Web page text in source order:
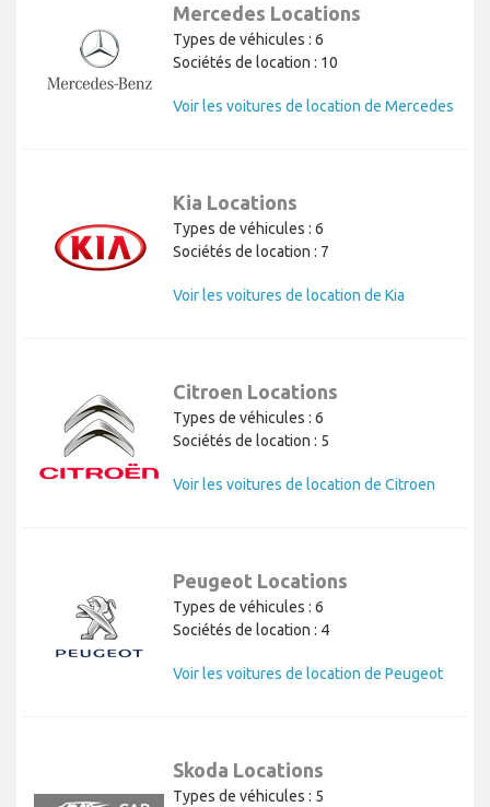
Mercedes Locations
Types de véhicules : 6
Sociétés de location : 10
Voir les voitures de location de Mercedes
Kia Locations
Types de véhicules : 6
Sociétés de location : 7
Voir les voitures de location de Kia
Citroen Locations
Types de véhicules : 6
Sociétés de location : 5
Voir les voitures de location de Citroen
Peugeot Locations
Types de véhicules : 6
Sociétés de location : 4
Voir les voitures de location de Peugeot
Skoda Locations
Types de véhicules : 5